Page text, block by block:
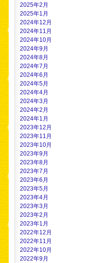
2025年2月
2025年1月
2024年12月
2024年11月
2024年10月
2024年9月
2024年8月
2024年7月
2024年6月
2024年5月
2024年4月
2024年3月
2024年2月
2024年1月
2023年12月
2023年11月
2023年10月
2023年9月
2023年8月
2023年7月
2023年6月
2023年5月
2023年4月
2023年3月
2023年2月
2023年1月
2022年12月
2022年11月
2022年10月
2022年9月